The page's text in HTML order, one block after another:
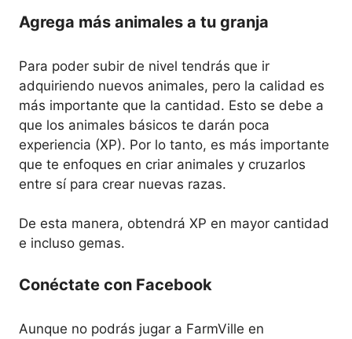
Agrega más animales a tu granja
Para poder subir de nivel tendrás que ir
adquiriendo nuevos animales, pero la calidad es
más importante que la cantidad. Esto se debe a
que los animales básicos te darán poca
experiencia (XP). Por lo tanto, es más importante
que te enfoques en criar animales y cruzarlos
entre sí para crear nuevas razas.
De esta manera, obtendrá XP en mayor cantidad
e incluso gemas.
Conéctate con Facebook
Aunque no podrás jugar a FarmVille en